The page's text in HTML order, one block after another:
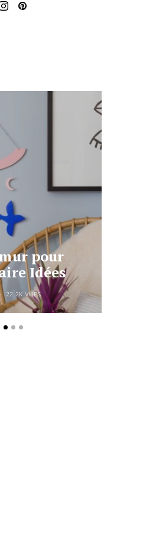
pour
Idées
22.2K VUES